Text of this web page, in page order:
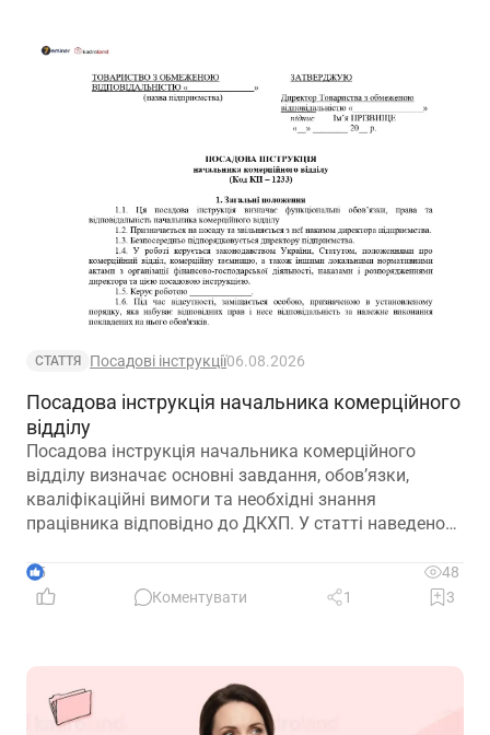
СТАТТЯ Посадові інструкції06.08.2026
Посадова інструкція начальника комерційного
відділу
Посадова інструкція начальника комерційного
відділу визначає основні завдання, обов’язки,
кваліфікаційні вимоги та необхідні знання
працівника відповідно до ДКХП. У статті наведено
до особливостей діяльності підприємства.
5
48
Коментувати
1 3